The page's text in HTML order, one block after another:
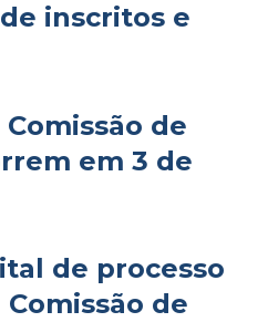
inscritos e
de
em 3 de
de processo
de